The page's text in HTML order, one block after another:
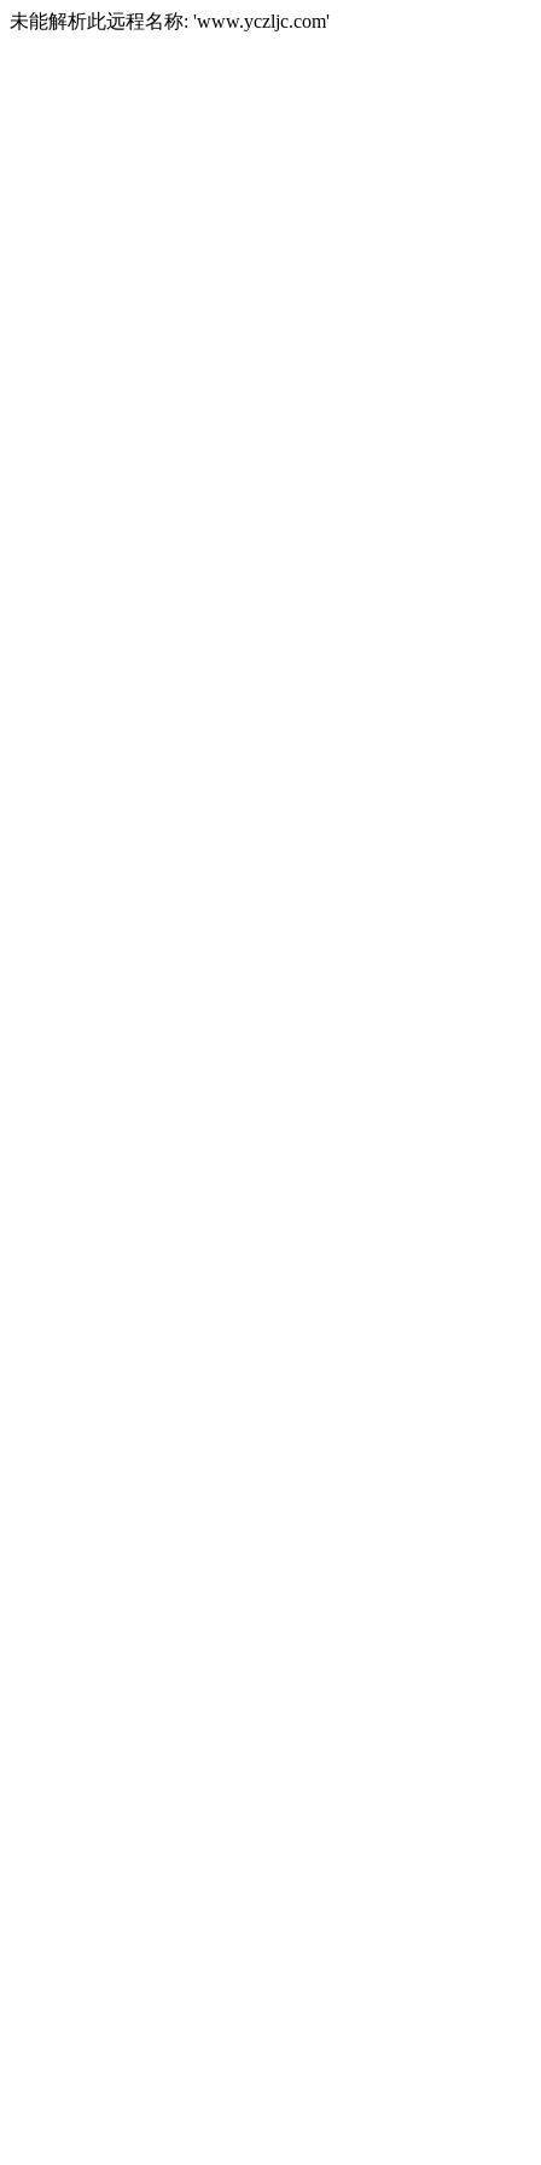
未能解析此远程名称: 'www.yczljc.com'